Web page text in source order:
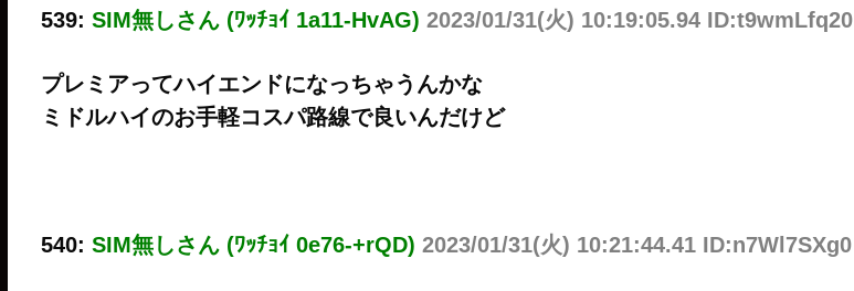
539: SIM無しさん (ﾜｯﾁｮｲ 1a11-HvAG) 2023/01/31(火) 10:19:05.94 ID:t9wmLfq20
プレミアってハイエンドになっちゃうんかな
ミドルハイのお手軽コスパ路線で良いんだけど
540: SIM無しさん (ﾜｯﾁｮｲ 0e76-+rQD) 2023/01/31(火) 10:21:44.41 ID:n7Wl7SXg0